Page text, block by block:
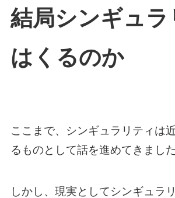
結局シンギュラ
はくるのか
ここまで、シンギュラリティは
るものとして話を進めてきました
しかし、現実としてシンギュラ